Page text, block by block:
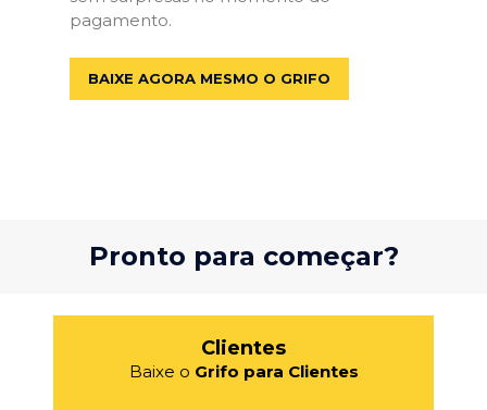
pagamento.
BAIXE AGORA MESMO O GRIFO
Pronto para começar?
Clientes
Baixe o Grifo para Clientes